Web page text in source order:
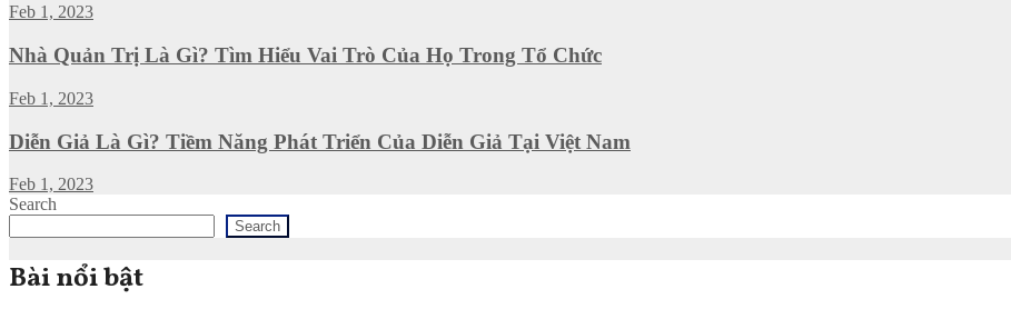
Feb 1, 2023
Nhà Quản Trị Là Gì? Tìm Hiểu Vai Trò Của Họ Trong Tổ Chức
Feb 1, 2023
Diễn Giả Là Gì? Tiềm Năng Phát Triển Của Diễn Giả Tại Việt Nam
Feb 1, 2023
Search
Search
Bài nổi bật